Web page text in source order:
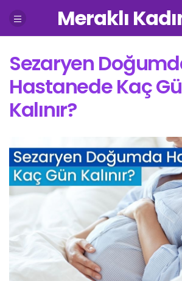
Meraklı
Sezaryen
Hastanede Kaç
Kalınır?